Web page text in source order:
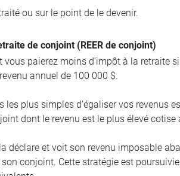
ou sur le point de le devenir.
de conjoint (REER de conjoint)
paierez moins d’impôt à la retraite
annuel de 100 000 $.
plus simples d’égaliser vos revenus
dont le revenu est le plus élevé cotise
déclare et voit son revenu imposable
conjoint. Cette stratégie est